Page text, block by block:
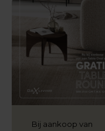
Bij aankoop van